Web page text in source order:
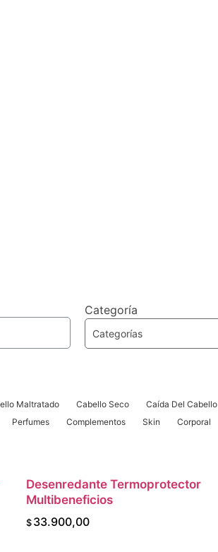
Categoría
Categorías
Maltratado Cabello Seco Caída Del Cabello
Perfumes Complementos Skin Corporal
AGREGAR AL CARRITO
Desenredante Termoprotector
Multibeneficios
$ 33.900,00